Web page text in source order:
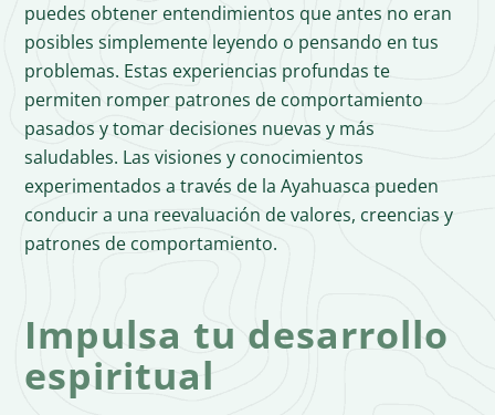
puedes obtener entendimientos que antes no eran
posibles simplemente leyendo o pensando en tus
problemas. Estas experiencias profundas te
permiten romper patrones de comportamiento
pasados ​​y tomar decisiones nuevas y más
saludables. Las visiones y conocimientos
experimentados a través de la Ayahuasca pueden
conducir a una reevaluación de valores, creencias y
patrones de comportamiento.
Impulsa tu desarrollo
espiritual